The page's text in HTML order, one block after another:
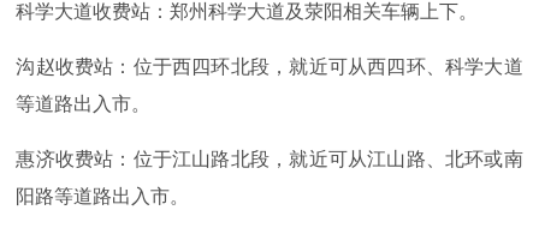
科学大道收费站：郑州科学大道及荥阳相关车辆上下。
沟赵收费站：位于西四环北段，就近可从西四环、科学大道
等道路出入市。
惠济收费站：位于江山路北段，就近可从江山路、北环或南
阳路等道路出入市。